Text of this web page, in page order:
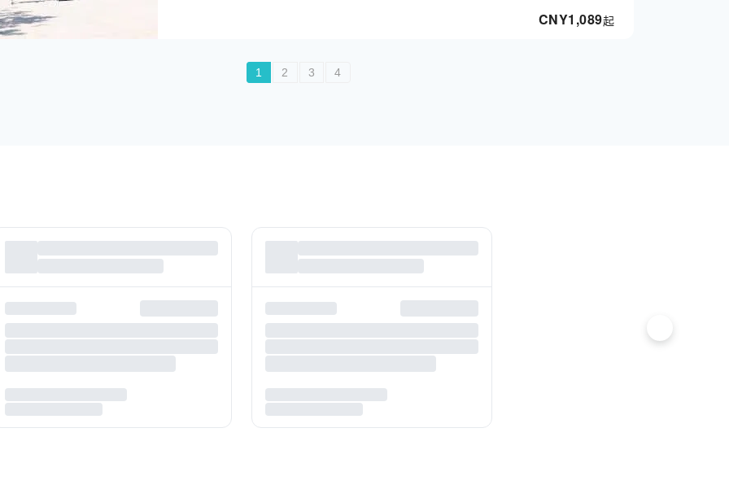
CNY1,089起
1 2 3 4